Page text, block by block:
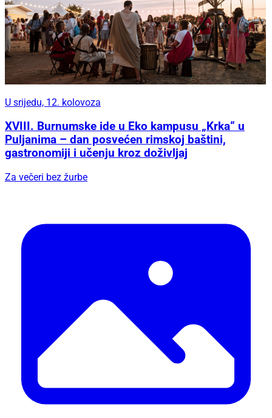
U srijedu, 12. kolovoza
XVIII. Burnumske ide u Eko kampusu „Krka“ u
Puljanima – dan posvećen rimskoj baštini,
gastronomiji i učenju kroz doživljaj
Za večeri bez žurbe